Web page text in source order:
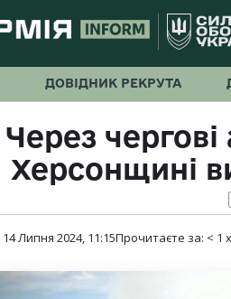
ДОВІДНИК РЕКРУТА
Через
Херсонщині
14 Липня 2024, 11:15Прочитаєте за: < 1